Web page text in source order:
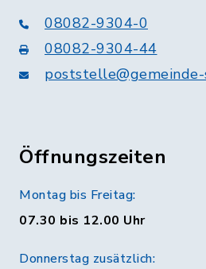
08082-9304-0
08082-9304-44
Öffnungszeiten
Montag bis Freitag:
07.30 bis 12.00 Uhr
Donnerstag zusätzlich: